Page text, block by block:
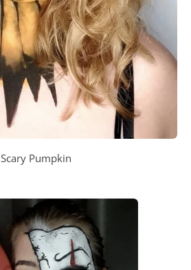
Scary Pumpkin